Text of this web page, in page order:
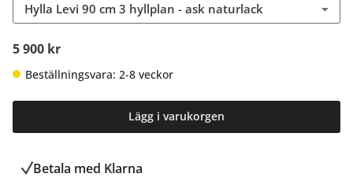
Hylla Levi 90 cm 3 hyllplan - ask naturlack
5 900 kr
Beställningsvara: 2-8 veckor
Lägg i varukorgen
Betala med Klarna